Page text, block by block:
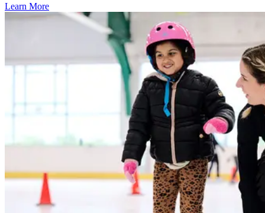
Learn More​​​​‌ ‍ ​‍​‍‌‍ ‌ ​‍‌‍‍‌‌‍‌ ‌‍‍‌‌‍ ‍​‍​‍​ ‍‍​‍​‍‌ ​ ‌‍​‌‌‍ ‍‌‍‍‌‌ ‌​‌ ‍‌​‍ ‍‌‍‍‌‌‍ ​‍​‍​‍ ​​‍​‍‌‍‍​‌ ​‍‌‍‌‌‌‍‌‍​‍​‍​ ‍‍​‍​‍‌‍‍​‌ ‌​‌ ‌​‌ ​​‌ ​ ​ ‍‍​‍ ​‍ ‌‍​ ‌‍‍​‌‍‌‌‌‍ ​‌ ​ ‌‍‌‌‌‍​‌‌ ​​‌‍‍‌‌‍‌‌‌ ​‍‌ ​ ​‍ ‍‌ ​ ‌‍​‌‌‍ ‍‌‍‍‌‌ ‌​‌ ‍‌​‍ ‍‌ ​ ‌ ‌​‌ ‌‌‌‍‌​‌‍‍‌‌‍ ​‍ ‌‍‍‌‌‍ ‍‌ ‌​‌‍‌‌‌‍ ‍‌ ‌​​‍ ‌‍‌‌‌‍‌​‌‍‍‌‌ ‌​​‍ ‌‍ ‌‌‍ ‌‍‌​‌‍‌‌​ ‌‌ ​​‌ ​‍‌‍‌‌‌ ​ ‌‍‌‌‌‍ ‍‌ ‌​‌‍​‌‌ ‌​‌‍‍‌‌‍ ‌‍ ‍​ ‍ ‌‍‍‌‌‍‌​​ ‌‌‍‍​‌‍ ‌‍ ‌‌‍‌‌‌‌​​‌‍​‌‌‍‌ ‌‍‌‌​ ‍ ‌ ‌​‌ ‍‌‌ ​​‌‍‌‌​ ‌‌‍‍​‌‍ ‌‍ ‌‌‍‌‌‌‌​​‌‍​‌‌‍‌ ‌‍‌‌​ ‍ ‌ ​​‌‍​‌‌ ‌​‌‍‍​​ ‌‌ ​​‌‍​‌‌‍‌ ‌‍‌‌‌​​‍‌ ‌‌‌‍‍‌‌‍ ​‌‍‌​‌‍‌‌‌ ​‍​‍‌‌​ ‌‌‌​​‍‌‌ ‌‍‍ ‌‍‌‌‌ ‍‌​‍‌‌​ ​ ‌​‌​​‍‌‌​ ​ ‌​‌​​‍‌‌​ ​‍​ ​‍​ ‍‌‌‍‌​​ ‍​‌‍‌​​ ​‌‌‍‌‌​ ​ ‌‍‌‍‌‍​ ​ ​‌‌‍​‌​ ‌ ​‍‌‌​ ​‍​ ​‍​‍‌‌​ ‌‌‌​‌​​‍ ‍‌ ‌​‌‍​‌‌‍​‍‌ ​ ​‍‌‌​ ‌‌‌​​‍‌‌ ‌‍‍ ‌‍‌‌‌ ‍‌​‍‌‌​ ​ ‌​‌​​‍‌‌​ ​ ‌​‌​​‍‌‌​ ​‍​ ​‍​ ​​​ ​​‌‍‌‌​ ‍​​ ​​‌‍​ ​ ‍‌​ ‍‌‌‍​ ​ ​‌​ ​‌​ ‍‌​‍‌‌​ ​‍​ ​‍​‍‌‌​ ‌‌‌​‌​​‍ ‍‌‍​ ‌‍ ‌‍ ‍‌ ‌​‌‍‌‌‌‍ ‍‌ ‌​​‍‌‌​ ‌‌‌​​‍‌‌ ‌‍‍ ‌‍‌‌‌ ‍‌​‍‌‌​ ​ ‌​‌​​‍‌‌​ ​ ‌​‌​​‍‌‌​ ​‍​ ​‍​ ​​​ ‍​​ ‌ ‌‍‌‌​ ​‍​ ‌ ​ ​​​ ‌ ‌‍‌​​ ​​​ ​​‌‍​ ​‍‌‌​ ​‍​ ​‍​‍‌‌​ ‌‌‌​‌​​‍ ‍‌‍​‍‌ ‌‌‌ ‌​‌ ‌​‌‍ ‌‍ ‍‌ ​ ​‍‌‌​ ‌‌‌​​‍‌‌ ‌‍‍ ‌‍‌‌‌ ‍‌​‍‌‌​ ​ ‌​‌​​‍‌‌​ ​ ‌​‌​​‍‌‌​ ​‍​ ​‍​ ‌‌‌‍‌‍​ ‌ ‌‍‌​‌‍‌​​ ​‌‌‍​ ​ ‌​‌‍‌‍​ ‌ ​ ‌‌​ ‍‌​‍‌‌​ ​‍​ ​‍​‍‌‌​ ‌‌‌​‌​​‍ ‍‌ ‌​‌‍‌‌‌ ‍​‌ ‌​​ ‌‍​‍‌‍​‌‌ ​ ‌‍‌‌‌‌‌‌‌ ​‍‌‍ ​​ ‌‌‍‍​‌ ‌​‌ ‌​‌ ​​‌ ​ ​‍‌‌​ ​ ‌​​‌​‍‌‌​ ​‍‌​‌‍​‍‌‌​ ​‍‌​‌‍‌‍​ ‌‍‍​‌‍‌‌‌‍ ​‌ ​ ‌‍‌‌‌‍​‌‌ ​​‌‍‍‌‌‍‌‌‌ ​‍‌ ​ ​‍ ‍‌ ​ ‌‍​‌‌‍ ‍‌‍‍‌‌ ‌​‌ ‍‌​‍ ‍‌ ​ ‌ ‌​‌ ‌‌‌‍‌​‌‍‍‌‌‍ ​‍‌‍‌‍‍‌‌‍‌​​ ‌‌‍‍​‌‍ ‌‍ ‌‌‍‌‌‌‌​​‌‍​‌‌‍‌ ‌‍‌‌​‍‌‍‌ ‌​‌ ‍‌‌ ​​‌‍‌‌​ ‌‌‍‍​‌‍ ‌‍ ‌‌‍‌‌‌‌​​‌‍​‌‌‍‌ ‌‍‌‌​‍‌‍‌ ​​‌‍​‌‌ ‌​‌‍‍​​ ‌‌ ​​‌‍​‌‌‍‌ ‌‍‌‌‌​​‍‌ ‌‌‌‍‍‌‌‍ ​‌‍‌​‌‍‌‌‌ ​‍​‍‌‌​ ‌‌‌​​‍‌‌ ‌‍‍ ‌‍‌‌‌ ‍‌​‍‌‌​ ​ ‌​‌​​‍‌‌​ ​ ‌​‌​​‍‌‌​ ​‍​ ​‍​ ‍‌‌‍‌​​ ‍​‌‍‌​​ ​‌‌‍‌‌​ ​ ‌‍‌‍‌‍​ ​ ​‌‌‍​‌​ ‌ ​‍‌‌​ ​‍​ ​‍​‍‌‌​ ‌‌‌​‌​​‍ ‍‌ ‌​‌‍​‌‌‍​‍‌ ​ ​‍‌‌​ ‌‌‌​​‍‌‌ ‌‍‍ ‌‍‌‌‌ ‍‌​‍‌‌​ ​ ‌​‌​​‍‌‌​ ​ ‌​‌​​‍‌‌​ ​‍​ ​‍​ ​​​ ​​‌‍‌‌​ ‍​​ ​​‌‍​ ​ ‍‌​ ‍‌‌‍​ ​ ​‌​ ​‌​ ‍‌​‍‌‌​ ​‍​ ​‍​‍‌‌​ ‌‌‌​‌​​‍ ‍‌‍​ ‌‍ ‌‍ ‍‌ ‌​‌‍‌‌‌‍ ‍‌ ‌​​‍‌‌​ ‌‌‌​​‍‌‌ ‌‍‍ ‌‍‌‌‌ ‍‌​‍‌‌​ ​ ‌​‌​​‍‌‌​ ​ ‌​‌​​‍‌‌​ ​‍​ ​‍​ ​​​ ‍​​ ‌ ‌‍‌‌​ ​‍​ ‌ ​ ​​​ ‌ ‌‍‌​​ ​​​ ​​‌‍​ ​‍‌‌​ ​‍​ ​‍​‍‌‌​ ‌‌‌​‌​​‍ ‍‌‍​‍‌ ‌‌‌ ‌​‌ ‌​‌‍ ‌‍ ‍‌ ​ ​‍‌‌​ ‌‌‌​​‍‌‌ ‌‍‍ ‌‍‌‌‌ ‍‌​‍‌‌​ ​ ‌​‌​​‍‌‌​ ​ ‌​‌​​‍‌‌​ ​‍​ ​‍​ ‌‌‌‍‌‍​ ‌ ‌‍‌​‌‍‌​​ ​‌‌‍​ ​ ‌​‌‍‌‍​ ‌ ​ ‌‌​ ‍‌​‍‌‌​ ​‍​ ​‍​‍‌‌​ ‌‌‌​‌​​‍ ‍‌ ‌​‌‍‌‌‌ ‍​‌ ‌​​‍‌‍‌ ​​‌‍‌‌‌ ​‍‌ ​ ‌ ​​‌‍‌‌‌‍​ ‌ ‌​‌‍‍‌‌ ‌‍‌‍‌‌​ ‌‌ ​​‌ ‌‌‌‍​‍‌‍ ​‌‍‍‌‌ ​ ‌‍‍​‌‍‌‌‌‍‌​​‍​‍‌ ‌